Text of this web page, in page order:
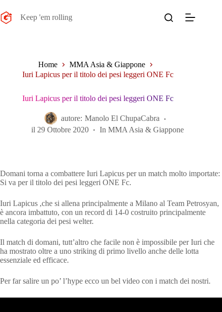
al
contenuto
Keep 'em rolling
Home
MMA Asia & Giappone
Iuri Lapicus per il titolo dei pesi leggeri ONE Fc
Iuri Lapicus per il titolo dei pesi leggeri ONE Fc
autore: Manolo El ChupaCabra
il 29 Ottobre 2020 In MMA Asia & Giappone
Domani torna a combattere Iuri Lapicus per un match molto importate:
Si va per il titolo dei pesi leggeri ONE Fc.
Iuri Lapicus ,che si allena principalmente a Milano al Team Petrosyan,
è ancora imbattuto, con un record di 14-0 costruito principalmente
nella categoria dei pesi welter.
Il match di domani, tutt’altro che facile non è impossibile per Iuri che
ha mostrato oltre a uno striking di primo livello anche delle lotta
essenziale ed efficace.
Per far salire un po’ l’hype ecco un bel video con i match dei nostri.